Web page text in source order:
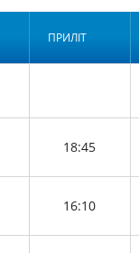
ПРИЛІТ
18:45
16:10